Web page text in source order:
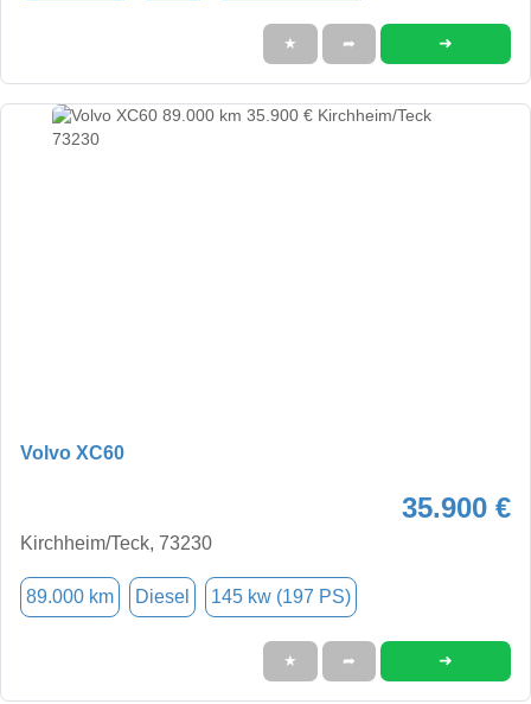
★ ➦ ➜
Volvo XC60
35.900 €
Kirchheim/Teck, 73230
89.000 km Diesel 145 kw (197 PS)
★ ➦ ➜